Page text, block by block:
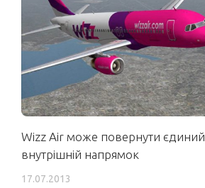
Wizz Air може повернути єдиний
внутрішній напрямок
17.07.2013